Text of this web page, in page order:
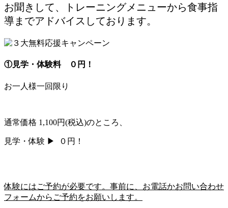
お聞きして、トレーニングメニューから食事指
導までアドバイスしております。
①見学・体験料 ０円！
お一人様一回限り
通常価格 1,100円(税込)のところ、
見学・体験 ▶ ０円！
体験にはご予約が必要です。事前に、お電話かお問い合わせ
フォームからご予約をお願いします。